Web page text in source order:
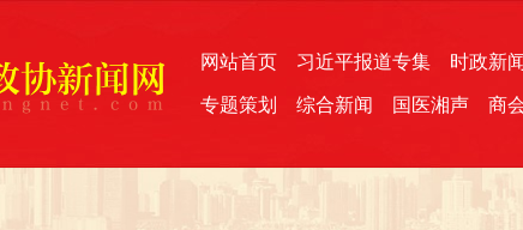
网站首页 习近平报道专集 时政新闻
专题策划 综合新闻 国医湘声 商